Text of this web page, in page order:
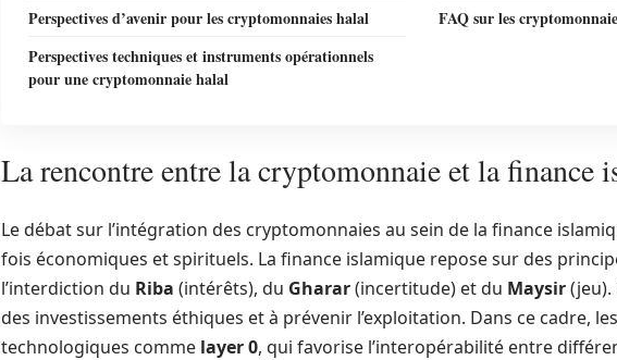
Perspectives d’avenir pour les cryptomonnaies halal
FAQ sur les
Perspectives techniques et instruments opérationnels
pour une cryptomonnaie halal
La rencontre entre la cryptomonnaie et la finance
Le débat sur l’intégration des cryptomonnaies au sein de la finance
fois économiques et spirituels. La finance islamique repose sur des
l’interdiction du Riba (intérêts), du Gharar(incertitude) et du Maysir(jeu).
des investissements éthiques et à prévenir l’exploitation. Dans ce cadre,
technologiques comme layer 0, qui favorise l’interopérabilité entre